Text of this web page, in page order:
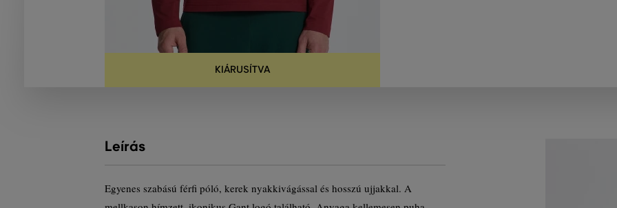
KIÁRUSÍTVA
Leírás
Egyenes szabású férfi póló, kerek nyakkivágással és hosszú ujjakkal. A